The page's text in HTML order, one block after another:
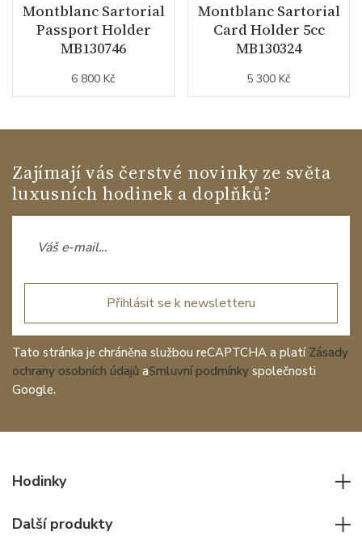
Montblanc Sartorial
Passport Holder
MB130746
6 800 Kč
Montblanc Sartorial
Card Holder 5cc
MB130324
5 300 Kč
Zajímají vás čerstvé novinky ze světa
luxusních hodinek a doplňků?
Přihlásit se k newsletteru
Tato stránka je chráněna službou reCAPTCHA a platí Zásady
ochrany osobních údajů aSmluvní podmínky společnosti
Google.
Hodinky
Další produkty